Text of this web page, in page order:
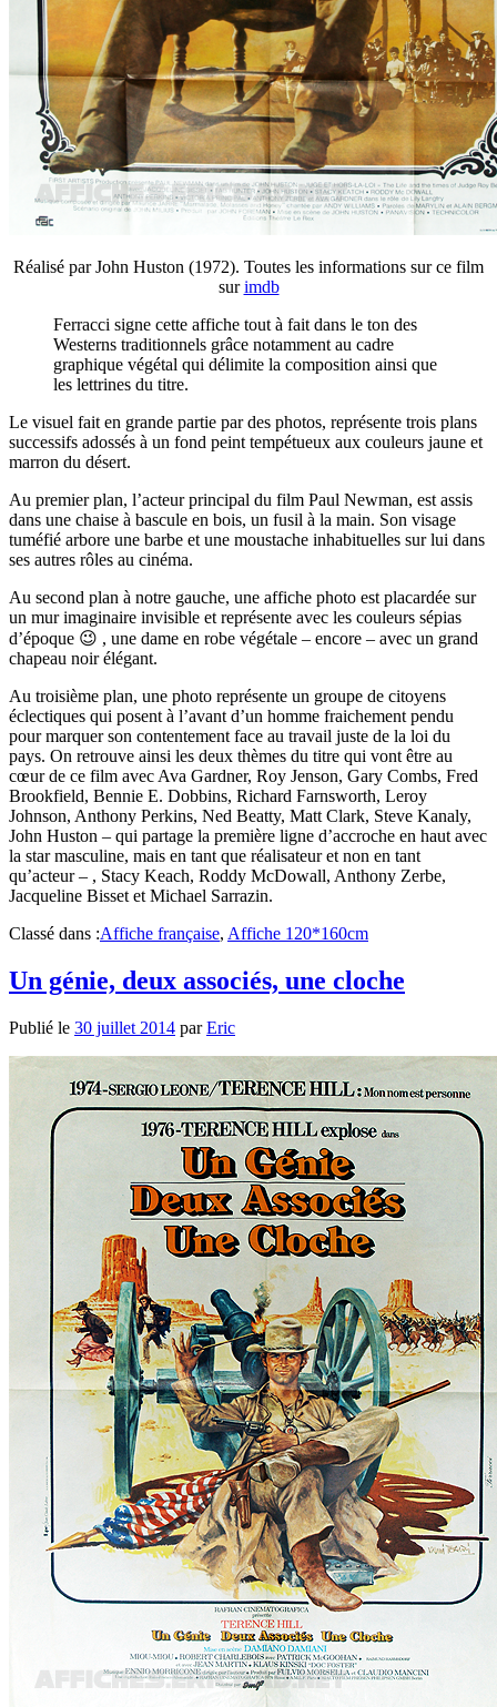
Réalisé par John Huston (1972). Toutes les informations sur ce film
surimdb
Ferracci signe cette affiche tout à fait dans le ton des
Westerns traditionnels grâce notamment au cadre
graphique végétal qui délimite la composition ainsi que
les lettrines du titre.
Le visuel fait en grande partie par des photos, représente trois plans
successifs adossés à un fond peint tempétueux aux couleurs jaune et
marron du désert.
Au premier plan, l’acteur principal du film Paul Newman, est assis
dans une chaise à bascule en bois, un fusil à la main. Son visage
tuméfié arbore une barbe et une moustache inhabituelles sur lui dans
ses autres rôles au cinéma.
Au second plan à notre gauche, une affiche photo est placardée sur
un mur imaginaire invisible et représente avec les couleurs sépias
d’époque 😉 , une dame en robe végétale – encore – avec un grand
chapeau noir élégant.
Au troisième plan, une photo représente un groupe de citoyens
éclectiques qui posent à l’avant d’un homme fraichement pendu
pour marquer son contentement face au travail juste de la loi du
pays. On retrouve ainsi les deux thèmes du titre qui vont être au
cœur de ce film avec Ava Gardner, Roy Jenson, Gary Combs, Fred
Brookfield, Bennie E. Dobbins, Richard Farnsworth, Leroy
Johnson, Anthony Perkins, Ned Beatty, Matt Clark, Steve Kanaly,
John Huston – qui partage la première ligne d’accroche en haut avec
la star masculine, mais en tant que réalisateur et non en tant
qu’acteur – , Stacy Keach, Roddy McDowall, Anthony Zerbe,
Jacqueline Bisset et Michael Sarrazin.
Classé dans :Affiche française, Affiche 120*160cm
Un génie, deux associés, une cloche
Publié le 30 juillet 2014 parEric